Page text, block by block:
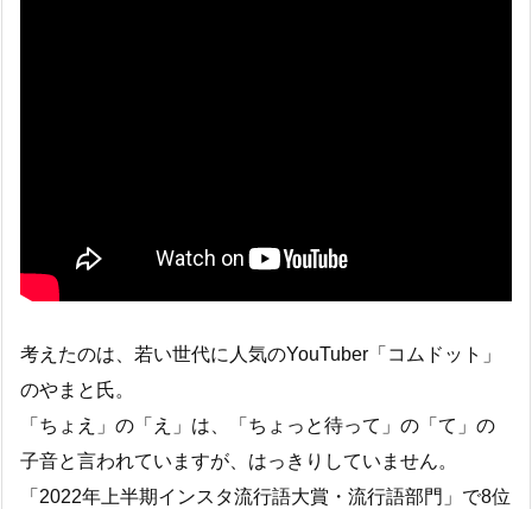
考えたのは、若い世代に人気のYouTuber「コムドット」
のやまと氏。
「ちょえ」の「え」は、「ちょっと待って」の「て」の
子音と言われていますが、はっきりしていません。
「2022年上半期インスタ流行語大賞・流行語部門」で8位